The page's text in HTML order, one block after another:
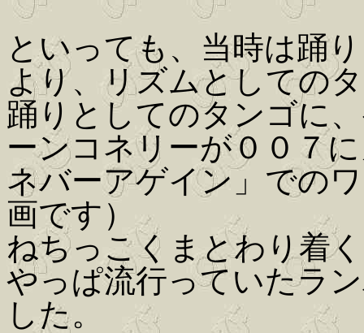
といっても、当時は踊
より、リズムとしての
踊りとしてのタンゴに
ーンコネリーが００７
ネバーアゲイン」での
画です）
ねちっこくまとわり着
やっぱ流行っていたラ
した。